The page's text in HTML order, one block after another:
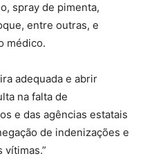
spray de pimenta,
entre outras, e
médico.
adequada e abrir
na falta de
e das agências estatais
de indenizações e
vítimas.”